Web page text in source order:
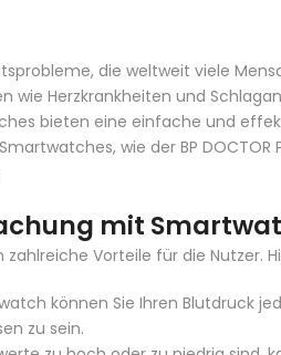
die weltweit viele
wie Herzkrankheiten und
bieten eine einfache und
wie der BP DOCTOR
mit
Vorteile für die Nutzer.
können Sie Ihren Blutdruck
zu sein.